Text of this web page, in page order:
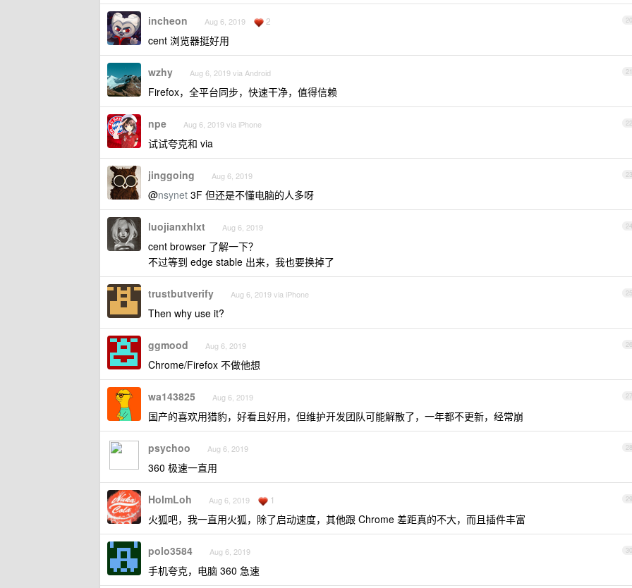
20
incheon Aug 6, 2019 2
cent 浏览器挺好用
21
wzhy Aug 6, 2019 via Android
Firefox，全平台同步，快速干净，值得信赖
22
npe Aug 6, 2019 via iPhone
试试夸克和 via
23
jinggoing Aug 6, 2019
@nsynet 3F 但还是不懂电脑的人多呀
24
luojianxhlxt Aug 6, 2019
cent browser 了解一下？
不过等到 edge stable 出来，我也要换掉了
25
trustbutverify Aug 6, 2019 via iPhone
Then why use it?
26
ggmood Aug 6, 2019
Chrome/Firefox 不做他想
27
wa143825 Aug 6, 2019
国产的喜欢用猎豹，好看且好用，但维护开发团队可能解散了，一年都不更新，经常崩
28
psychoo Aug 6, 2019
360 极速一直用
29
HolmLoh Aug 6, 2019 1
火狐吧，我一直用火狐，除了启动速度，其他跟 Chrome 差距真的不大，而且插件丰富
30
polo3584 Aug 6, 2019
手机夸克，电脑 360 急速